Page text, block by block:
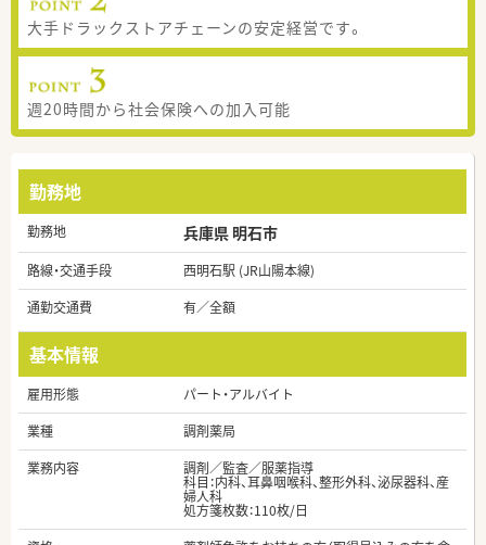
大手ドラックストアチェーンの安定経営です。
週20時間から社会保険への加入可能
勤務地
勤務地 兵庫県 明石市
路線・交通手段
西明石駅 (JR山陽本線)
通勤交通費
有／全額
基本情報
雇用形態
パート・アルバイト
業種
調剤薬局
業務内容
調剤／監査／服薬指導
科目：内科、耳鼻咽喉科、整形外科、泌尿器科、産
婦人科
処方箋枚数：110枚/日